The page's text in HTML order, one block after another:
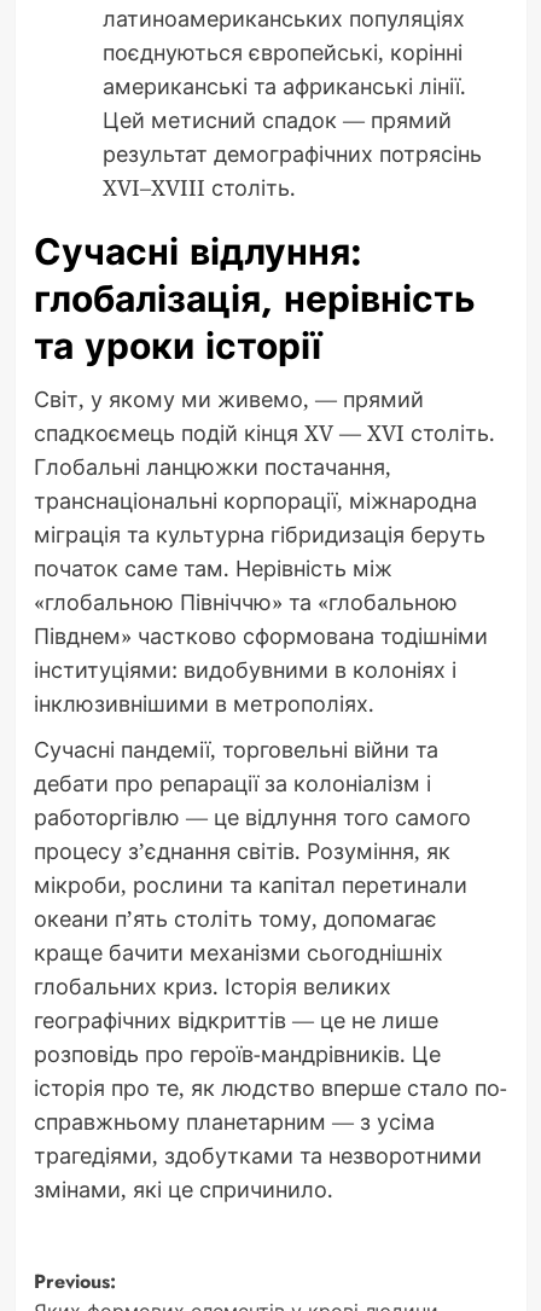
латиноамериканських популяціях
поєднуються європейські, корінні
американські та африканські лінії.
Цей метисний спадок — прямий
результат демографічних потрясінь
XVI–XVIII століть.
Сучасні відлуння:
глобалізація, нерівність
та уроки історії
Світ, у якому ми живемо, — прямий
спадкоємець подій кінця XV — XVI століть.
Глобальні ланцюжки постачання,
транснаціональні корпорації, міжнародна
міграція та культурна гібридизація беруть
початок саме там. Нерівність між
«глобальною Північчю» та «глобальною
Півднем» частково сформована тодішніми
інституціями: видобувними в колоніях і
інклюзивнішими в метрополіях.
Сучасні пандемії, торговельні війни та
дебати про репарації за колоніалізм і
работоргівлю — це відлуння того самого
процесу з’єднання світів. Розуміння, як
мікроби, рослини та капітал перетинали
океани п’ять століть тому, допомагає
краще бачити механізми сьогоднішніх
глобальних криз. Історія великих
географічних відкриттів — це не лише
розповідь про героїв-мандрівників. Це
історія про те, як людство вперше стало по-
справжньому планетарним — з усіма
трагедіями, здобутками та незворотними
змінами, які це спричинило.
Post
Previous: